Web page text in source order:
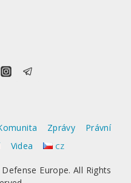
Zprávy
Právní
Videa CZ
Europe. All Rights